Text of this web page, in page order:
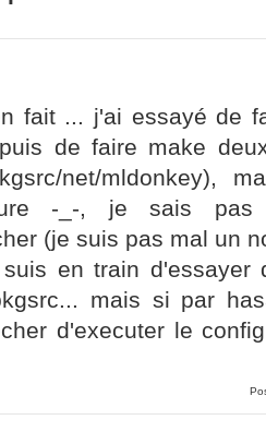
fait ... j'ai essayé de
de faire make
net/mldonkey),
-_-, je sais pas
(je suis pas mal un
en train d'essayer
mais si par
d'executer le